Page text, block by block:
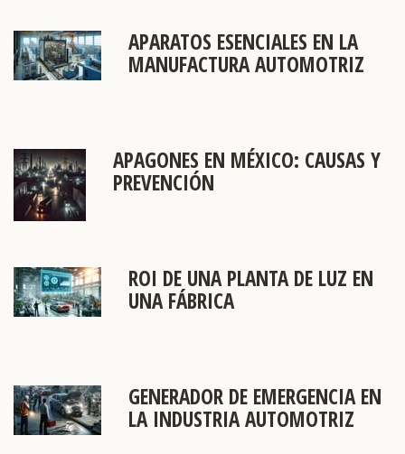
APARATOS ESENCIALES EN LA
MANUFACTURA AUTOMOTRIZ
APAGONES EN MÉXICO: CAUSAS Y
PREVENCIÓN
ROI DE UNA PLANTA DE LUZ EN
UNA FÁBRICA
GENERADOR DE EMERGENCIA EN
LA INDUSTRIA AUTOMOTRIZ